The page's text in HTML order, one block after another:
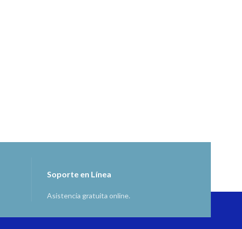
Soporte en Línea
Asistencia gratuita online.